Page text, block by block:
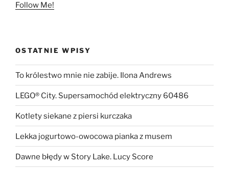
Follow Me!
OSTATNIE WPISY
To królestwo mnie nie zabije. Ilona Andrews
LEGO® City. Supersamochód elektryczny 60486
Kotlety siekane z piersi kurczaka
Lekka jogurtowo-owocowa pianka z musem
Dawne błędy w Story Lake. Lucy Score